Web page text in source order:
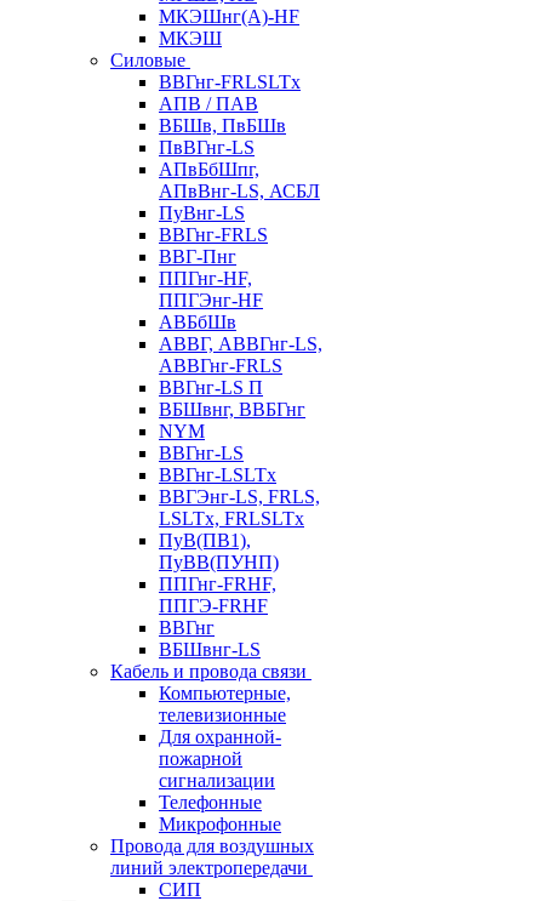
МКЭШнг(А)-HF
МКЭШ
Силовые
ВВГнг-FRLSLTx
АПВ / ПАВ
ВБШв, ПвБШв
ПвВГнг-LS
АПвБбШпг,
АПвВнг-LS, АСБЛ
ПуВнг-LS
ВВГнг-FRLS
ВВГ-Пнг
ППГнг-HF,
ППГЭнг-HF
АВБбШв
АВВГ, АВВГнг-LS,
АВВГнг-FRLS
ВВГнг-LS П
ВБШвнг, ВВБГнг
NYM
ВВГнг-LS
ВВГнг-LSLTx
ВВГЭнг-LS, FRLS,
LSLTx, FRLSLTx
ПуВ(ПВ1),
ПуВВ(ПУНП)
ППГнг-FRHF,
ППГЭ-FRHF
ВВГнг
ВБШвнг-LS
Кабель и провода связи
Компьютерные,
телевизионные
Для охранной-
пожарной
сигнализации
Телефонные
Микрофонные
Провода для воздушных
линий электропередачи
СИП